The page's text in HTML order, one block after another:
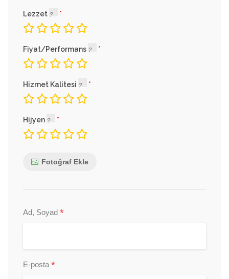
Lezzet
Fiyat/Performans
Hizmet Kalitesi
Hijyen
Fotoğraf Ekle
Ad, Soyad *
E-posta *